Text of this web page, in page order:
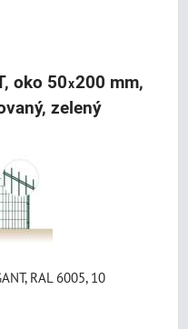
oko 50x200 mm,
zelený
RAL 6005, 10